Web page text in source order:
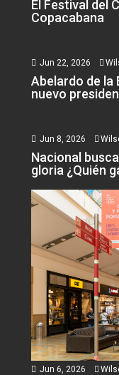
El Festival del
Copacabana
Jun 22, 2026
Abelardo de la
nuevo
Jun 8, 2026
Nacional
gloria ¿Quién
Jun 6, 2026